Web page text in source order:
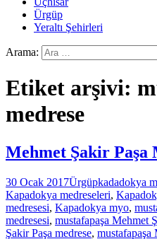
Ürgüp
Yeraltı Şehirleri
Arama:
Etiket arşivi:
medrese
Mehmet Şakir Paşa
30 Ocak 2017Ürgüpkadadokya
Kapadokya medreseleri,
medresesi, Kapadokya myo,
medresesi, mustafapaşa Mehmet
Şakir Paşa medrese, mustafapaşa